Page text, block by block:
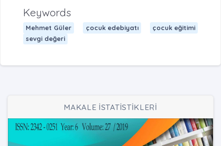
Keywords
Mehmet Güler çocuk edebiyatı
çocuk eğitimi
sevgi değeri
MAKALE İSTATİSTİKLERİ